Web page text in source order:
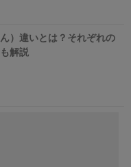
）違いとは？それぞれの
解説